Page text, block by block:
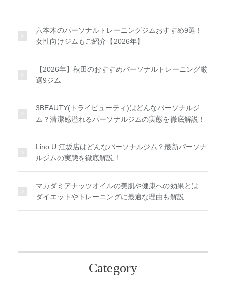
六本木のパーソナルトレーニングジムおすすめ9選！
女性向けジムもご紹介【2026年】
【2026年】秋田のおすすめパーソナルトレーニング厳
選9ジム
3BEAUTY(トライビューティ)はどんなパーソナルジ
ム？清潔感溢れるパーソナルジムの実態を徹底解説！
Lino U 江坂店はどんなパーソナルジム？最新パーソナ
ルジムの実態を徹底解説！
マカダミアナッツオイルの美肌や健康への効果とは
ダイエットやトレーニングに最適な理由も解説
Category